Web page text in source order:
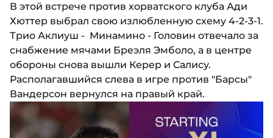
В этой встрече против хорватского клуба Ади
Хюттер выбрал свою излюбленную схему 4-2-3-1.
Трио Аклиуш - Минамино - Головин отвечало за
снабжение мячами Бреэля Эмболо, а в центре
обороны снова вышли Керер и Салису.
Располагавшийся слева в игре против "Барсы"
Вандерсон вернулся на правый край.